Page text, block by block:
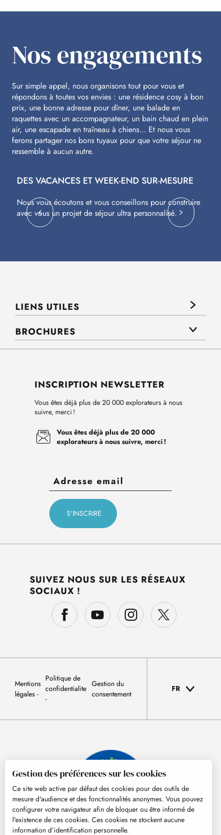
Nos engagements
Sur simple appel, nous organisons tout pour vous et
répondons à toutes vos envies : une résidence cosy à bon
prix, une bonne adresse pour dîner, une balade en
raquettes avec un accompagnateur, un bain chaud en plein
air, une escapade en traîneau à chiens… Et nous vous
ferons partager nos bons tuyaux pour que votre séjour ne
ressemble à aucun autre.
DES VACANCES ET WEEK-END SUR-MESURE
Nous vous écoutons et vous conseillons pour construire
avec vous un projet de séjour ultra personnalisé.
LIENS UTILES
BROCHURES
INSCRIPTION NEWSLETTER
Vous êtes déjà plus de 20 000 explorateurs à nous
suivre, merci !
Vous êtes déjà plus de 20 000
explorateurs à nous suivre, merci !
SUIVEZ NOUS SUR LES RÉSEAUX
SOCIAUX !
Mentions
légales
Politique de
confidentialite
Gestion du
consentement
FR
Gestion des préférences sur les cookies
Ce site web active par défaut des cookies pour des outils de
mesure d'audience et des fonctionnalités anonymes. Vous pouvez
configurer votre navigateur afin de bloquer ou être informé de
l'existence de ces cookies. Ces cookies ne stockent aucune
information d’identification personnelle.